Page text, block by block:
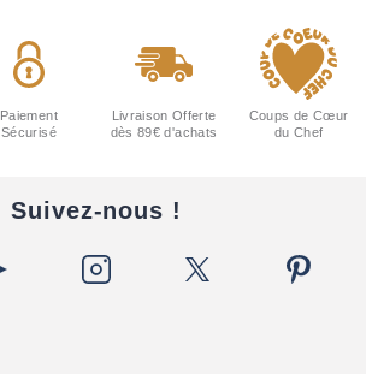
Paiement
Sécurisé
Livraison Offerte
dès 89€ d'achats
Coups de Cœur
du Chef
Suivez-nous !